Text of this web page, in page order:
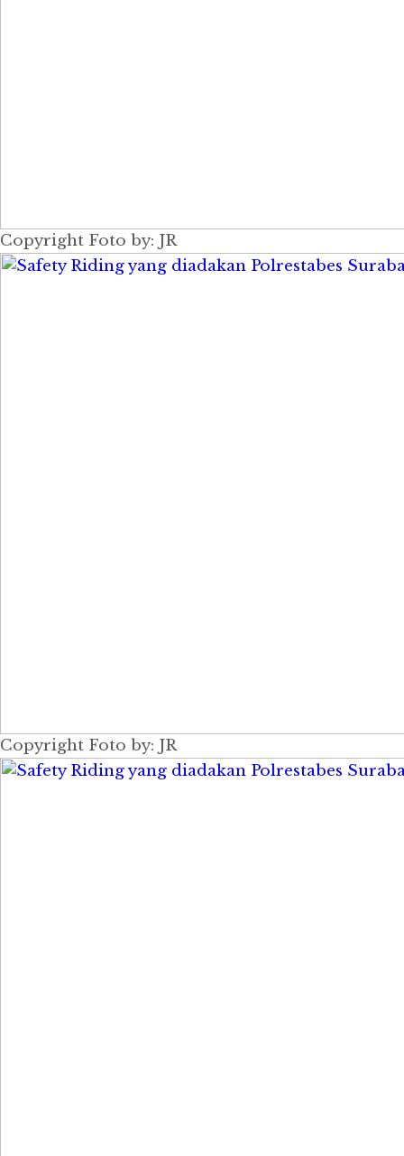
Copyright Foto by: JR
Copyright Foto by: JR